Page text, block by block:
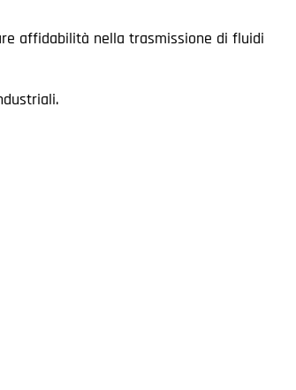
affidabilità nella trasmissione di fluidi